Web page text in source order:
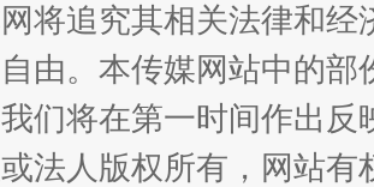
将追究其相关法律和
由。本传媒网站中的
们将在第一时间作出
法人版权所有，网站